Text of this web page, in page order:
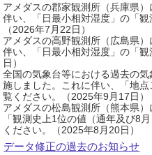
アメダスの郡家観測所（兵庫県
伴い、「日最小相対湿度」の「
（2026年7月22日）
アメダスの高野観測所（広島県
伴い、「日最小相対湿度」の「
日）
全国の気象台等における過去の
施しました。これに伴い、「地
覧ください。（2025年9月17日）
アメダスの松島観測所（熊本県
「観測史上1位の値（通年及び8
ください。（2025年8月20日）
データ修正の過去のお知らせ